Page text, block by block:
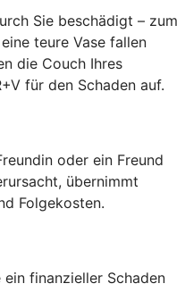
Sie beschädigt – zum
teure Vase fallen
die Couch Ihres
für den Schaden auf.
oder ein Freund
übernimmt
Folgekosten.
finanzieller Schaden